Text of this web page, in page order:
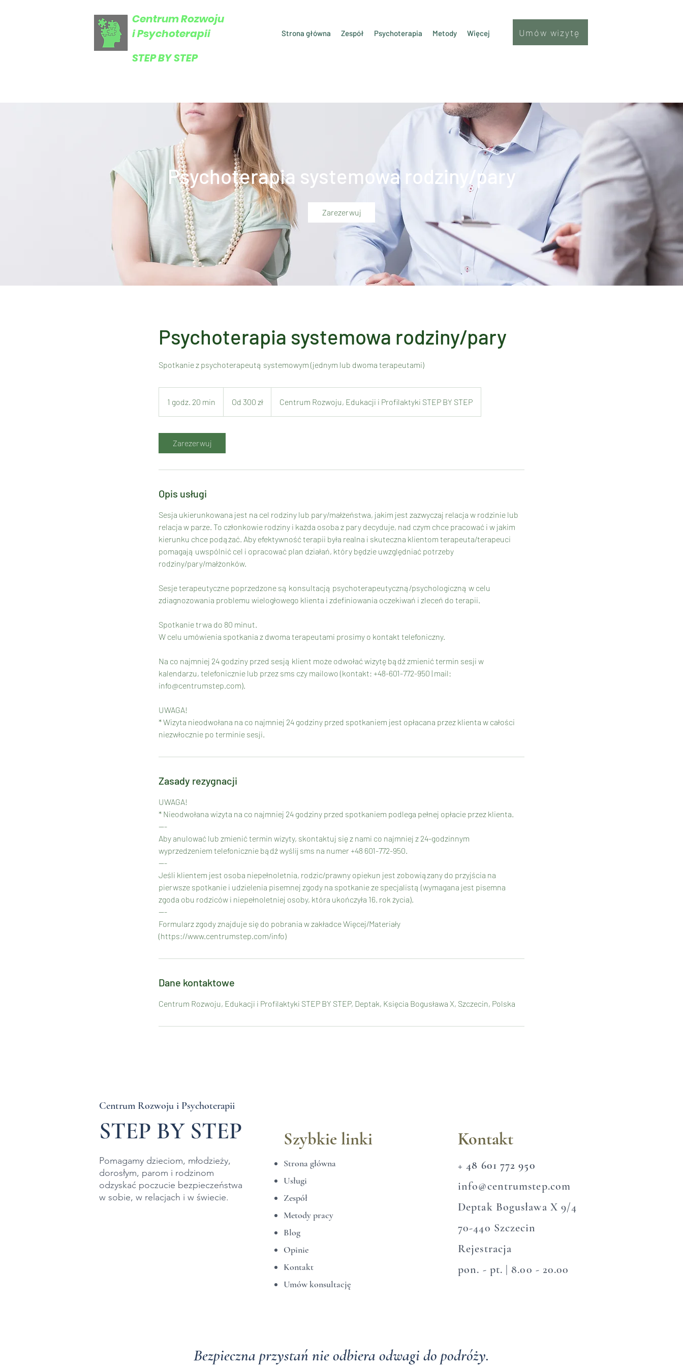
Centrum Rozwoju
i Psychoterapii
​STEP BY STEP
Strona główna Zespół Psychoterapia Metody Więcej Umów wizytę
Psychoterapia systemowa rodziny/pary
Zarezerwuj
Psychoterapia systemowa rodziny/pary
Spotkanie z psychoterapeutą systemowym (jednym lub dwoma terapeutami)
1 godz. 20 min
g
n
złotychOd 300 zł Centrum Rozwoju, Edukacji i Profilaktyki STEP BY STEP
Zarezerwuj
Opis usługi
Sesja ukierunkowana jest na cel rodziny lub pary/małżeństwa, jakim jest zazwyczaj relacja w rodzinie lub
relacja w parze. To członkowie rodziny i każda osoba z pary decyduje, nad czym chce pracować i w jakim
kierunku chce podążać. Aby efektywność terapii była realna i skuteczna klientom terapeuta/terapeuci
pomagają uwspólnić cel i opracować plan działań, który będzie uwzględniać potrzeby
rodziny/pary/małżonków.
Sesje terapeutyczne poprzedzone są konsultacją psychoterapeutyczną/psychologiczną w celu
zdiagnozowania problemu wielogłowego klienta i zdefiniowania oczekiwań i zleceń do terapii.
Spotkanie trwa do 80 minut.
W celu umówienia spotkania z dwoma terapeutami prosimy o kontakt telefoniczny.
Na co najmniej 24 godziny przed sesją klient może odwołać wizytę bądź zmienić termin sesji w
kalendarzu, telefonicznie lub przez sms czy mailowo (kontakt: +48-601-772-950 | mail:
info@centrumstep.com).
UWAGA!
* Wizyta nieodwołana na co najmniej 24 godziny przed spotkaniem jest opłacana przez klienta w całości
niezwłocznie po terminie sesji.
Zasady rezygnacji
UWAGA!
* Nieodwołana wizyta na co najmniej 24 godziny przed spotkaniem podlega pełnej opłacie przez klienta.
---
Aby anulować lub zmienić termin wizyty, skontaktuj się z nami co najmniej z 24-godzinnym
wyprzedzeniem telefonicznie bądź wyślij sms na numer +48 601-772-950.
---
Jeśli klientem jest osoba niepełnoletnia, rodzic/prawny opiekun jest zobowiązany do przyjścia na
pierwsze spotkanie i udzielenia pisemnej zgody na spotkanie ze specjalistą (wymagana jest pisemna
zgoda obu rodziców i niepełnoletniej osoby, która ukończyła 16. rok życia).
---
Formularz zgody znajduje się do pobrania w zakładce Więcej/Materiały
(https://www.centrumstep.com/info)
Dane kontaktowe
Centrum Rozwoju, Edukacji i Profilaktyki STEP BY STEP, Deptak, Księcia Bogusława X, Szczecin, Polska
Centrum Rozwoju i Psychoterapii
STEP BY STEP
Pomagamy dzieciom, młodzieży,
dorosłym, parom i rodzinom
odzyskać poczucie bezpieczeństwa
w sobie, w relacjach i w świecie.
Szybkie linki
Strona główna
Usługi
Zespół
Metody pracy
Blog
Opinie
Kontakt
Umów konsultację
Kontakt
+ 48 601 772 950
info@centrumstep.com​
Deptak Bogusława X 9/4
70-440 Szczecin​
Rejestracja
pon. - pt. | 8.00 - 20.00
Bezpieczna przystań nie odbiera odwagi do podróży.